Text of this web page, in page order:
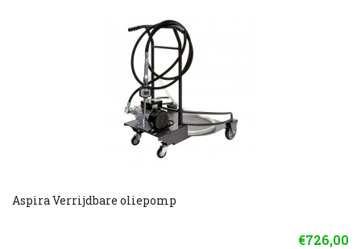
Aspira Verrijdbare oliepomp
€726,00